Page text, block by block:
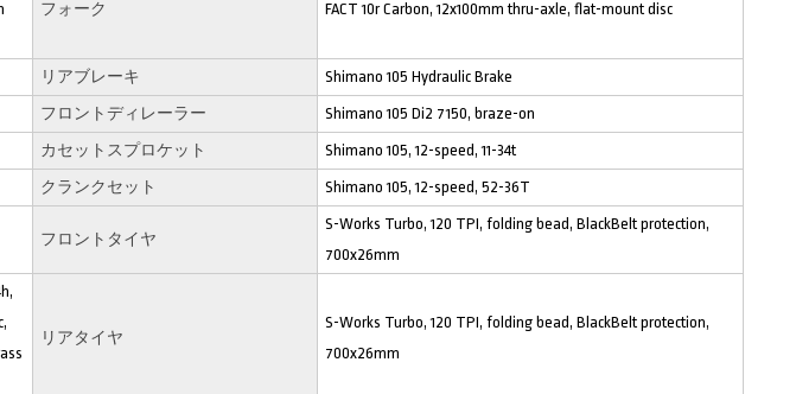
フォーク FACT 10r Carbon, 12x100mm thru-axle, flat-mount disc
リアブレーキ Shimano 105 Hydraulic Brake
フロントディレーラー Shimano 105 Di2 7150, braze-on
カセットスプロケット Shimano 105, 12-speed, 11-34t
クランクセット Shimano 105, 12-speed, 52-36T
フロントタイヤ
S-Works Turbo, 120 TPI, folding bead, BlackBelt protection,
700x26mm
リアタイヤ
S-Works Turbo, 120 TPI, folding bead, BlackBelt protection,
700x26mm